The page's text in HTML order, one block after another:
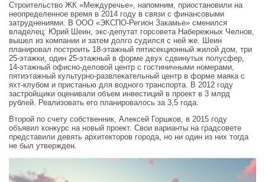
Строительство ЖК «Междуречье», напомним, приостановили на
неопределенное время в 2014 году в связи с финансовыми
затруднениями. В ООО «ЭКСПО-Регион Закамье» сменился
владелец: Юрий Шеин, экс-депутат горсовета Набережных Челнов,
вышел из компании и затем долго судился с ней же. Шеин
планировал построить 18-этажный пятисекционный жилой дом, три
25-этажки, один 25-этажный в форме двух сдвинутых полусфер,
14-этажный офисно-деловой центр с гостиничными номерами,
пятиэтажный культурно-развлекательный центр в форме маяка с
яхт-клубом и пристанью для водного транспорта. В 2012 году
застройщики оценивали объем инвестиций в проект в 3 млрд
рублей. Реализовать его планировалось за 3,5 года.
Второй по счету собственник, Алексей Горшков, в 2015 году
объявил конкурс на новый проект. Свои варианты на градсовете
представили девять архитекторов города, но ни один из них тогда
не был утвержден.